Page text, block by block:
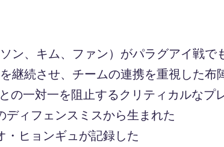
ン、キム、ファン）がパラグアイ戦で
継続させ、チームの連携を重視した布
の一対一を阻止するクリティカルなプ
ディフェンスミスから生まれた
・ヒョンギュが記録した